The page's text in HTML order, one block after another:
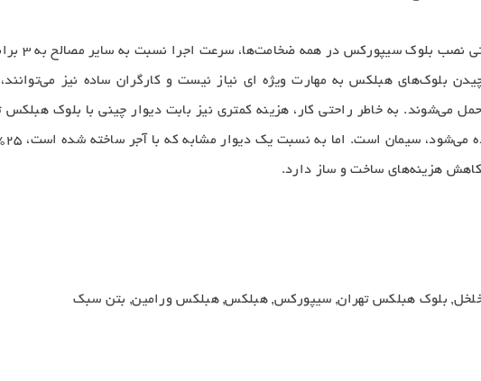
سیپورکس در همه ضخامت‌ها، سرعت اجرا نسبت به سایر مصالح به ۳ برابر بالغ می‌گردد.
بلوک‌های هبلکس به مهارت ویژه ای نیاز نیست و کارگران ساده نیز
می‌شوند. به خاطر راحتی کار، هزینه کمتری نیز بابت دیوار چینی با بلوک
هزینه‌های ساخت و ساز دارد.
بلوک هبلکس تهران, سیپورکس, هبلکس, هبلکس ورامین, بتن سبک